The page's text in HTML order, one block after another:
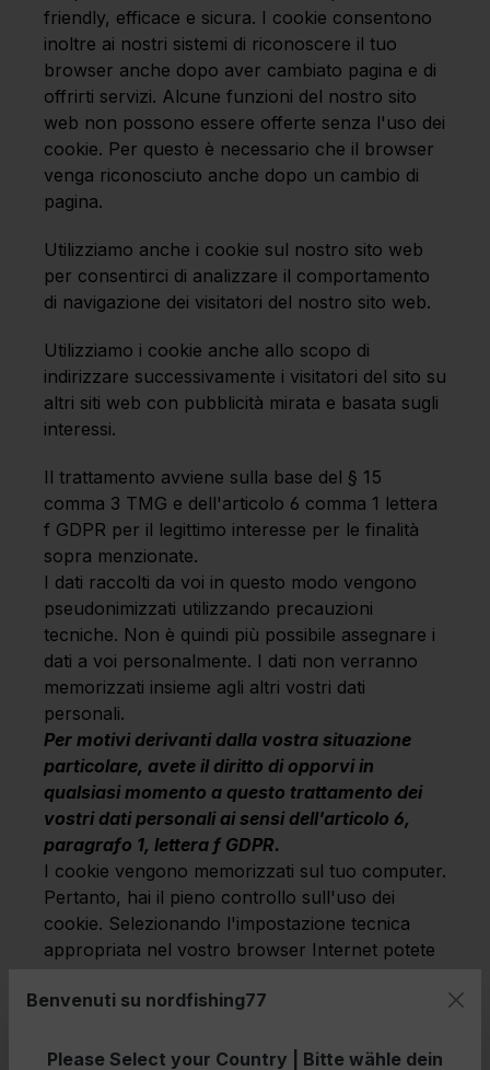
friendly, efficace e sicura. I cookie consentono
inoltre ai nostri sistemi di riconoscere il tuo
browser anche dopo aver cambiato pagina e di
offrirti servizi. Alcune funzioni del nostro sito
web non possono essere offerte senza l'uso dei
cookie. Per questo è necessario che il browser
venga riconosciuto anche dopo un cambio di
pagina.
Utilizziamo anche i cookie sul nostro sito web
per consentirci di analizzare il comportamento
di navigazione dei visitatori del nostro sito web.
Utilizziamo i cookie anche allo scopo di
indirizzare successivamente i visitatori del sito su
altri siti web con pubblicità mirata e basata sugli
interessi.
Il trattamento avviene sulla base del § 15
comma 3 TMG e dell'articolo 6 comma 1 lettera
f GDPR per il legittimo interesse per le finalità
sopra menzionate.
I dati raccolti da voi in questo modo vengono
pseudonimizzati utilizzando precauzioni
tecniche. Non è quindi più possibile assegnare i
dati a voi personalmente. I dati non verranno
memorizzati insieme agli altri vostri dati
personali.
Per motivi derivanti dalla vostra situazione
particolare, avete il diritto di opporvi in
qualsiasi momento a questo trattamento dei
vostri dati personali ai sensi dell'articolo 6,
paragrafo 1, lettera f GDPR.
I cookie vengono memorizzati sul tuo computer.
Pertanto, hai il pieno controllo sull'uso dei
cookie. Selezionando l'impostazione tecnica
appropriata nel vostro browser Internet potete
trasmissione dei dati in essi contenuti. I cookie
momento. Desideriamo tuttavia sottolineare che
Benvenuti su nordfishing77
Please Select your Country | Bitte wähle dein